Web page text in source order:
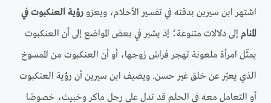
اشتهر ابن سيرين بدقته في تفسير الأحلام، ويعزورؤية العنكبوت في
المنام إلى دلالات متنوعة؛ إذ يشير في بعض المواضع إلى أن العنكبوت
يمثّل امرأة ملعونة تهجر فراش زوجها، أو أن العنكبوت من الممسوخ
الذي يعبّر عن خلق غير حسن. ويضيف ابن سيرين أن رؤية العنكبوت
أو التعامل معه في الحلم قد تدل على رجل ماكر وخبيث، خصوصًا